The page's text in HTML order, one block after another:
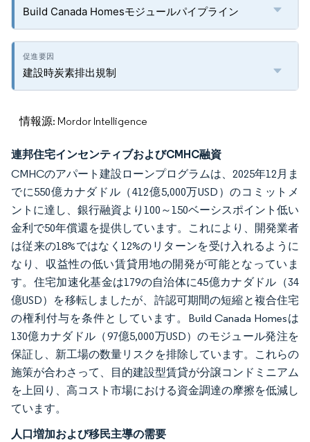
Build Canada Homesモジュールパイプライン
建設時炭素排出規制
情報源: Mordor Intelligence
連邦住宅インセンティブおよびCMHC融資
CMHCのアパート建設ローンプログラムは、2025年12月ま
でに550億カナダドル（412億5,000万USD）のコミットメ
ントに達し、銀行融資より100～150ベーシスポイント低い
金利で50年償還を提供しています。これにより、開発業者
は従来の18%ではなく12%のリターンを受け入れるように
なり、収益性の低い賃貸用地の開発が可能となっていま
す。住宅加速化基金は179の自治体に45億カナダドル（34
億USD）を移転しましたが、許認可期間の短縮と複合住宅
の権利付与を条件としています。Build Canada Homesは
130億カナダドル（97億5,000万USD）のモジュール発注を
保証し、新工場の数量リスクを排除しています。これらの
施策が合わさって、目的建設型賃貸が分譲コンドミニアム
を上回り、高コスト市場における資金調達の摩擦を低減し
ています。
人口増加および移民主導の需要